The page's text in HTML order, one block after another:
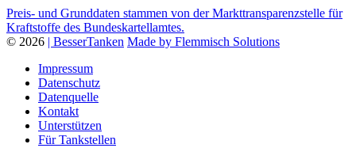
Preis- und Grunddaten stammen von der Markttransparenzstelle für
Kraftstoffe des Bundeskartellamtes.
© 2026 | BesserTanken Made by Flemmisch Solutions
Impressum
Datenschutz
Datenquelle
Kontakt
Unterstützen
Für Tankstellen